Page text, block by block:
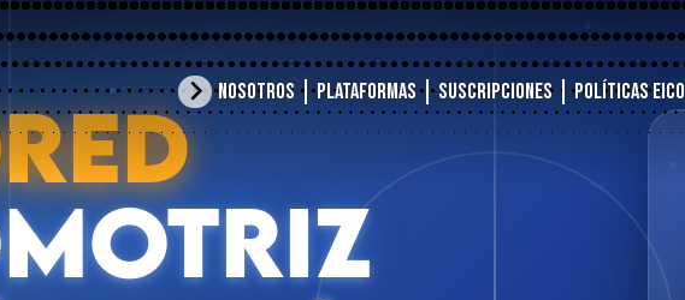
arrow_forward_ios Políticas EICO
Suscripciones
Plataformas
Nosotros